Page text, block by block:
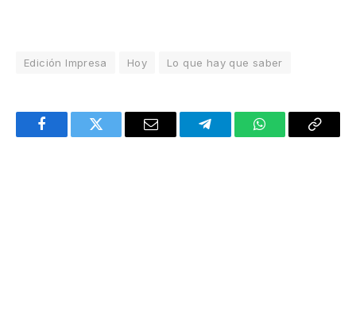
Edición Impresa Hoy Lo que hay que saber
FacebookTwitter Email TelegramWhatsAppCopy